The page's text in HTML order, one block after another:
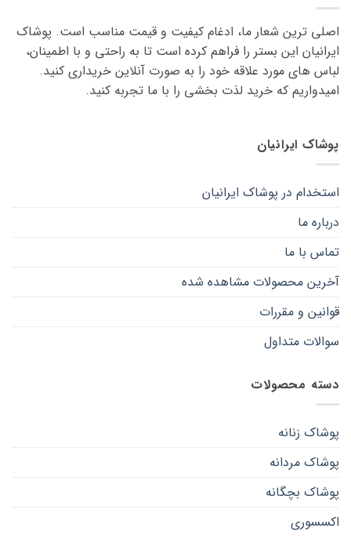
اصلی ترین شعار ما، ادغام کیفیت و قیمت مناسب است. پوشاک
ایرانیان این بستر را فراهم کرده است تا به راحتی و با اطمینان،
لباس های مورد علاقه ‌خود را به صورت آنلاین خریداری کنید.
امیدواریم که خرید لذت ‌بخشی را با ما تجربه کنید.
پوشاک ایرانیان
استخدام در پوشاک ایرانیان
درباره ما
تماس با ما
آخرین محصولات مشاهده شده
قوانین و مقررات
سوالات متداول
دسته محصولات
پوشاک زنانه
پوشاک مردانه
پوشاک بچگانه
اکسسوری